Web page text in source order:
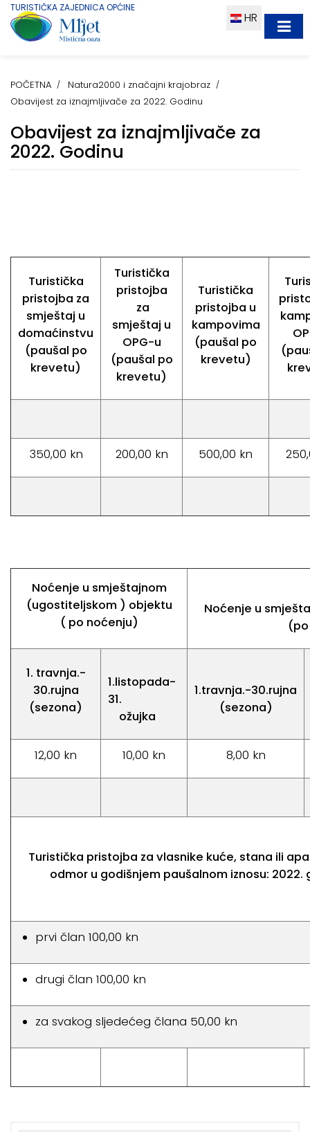
TURISTIČKA ZAJEDNICA OPĆINE
HR
POČETNA
Natura2000 i značajni krajobraz
Obavijest za iznajmljivače za 2022. Godinu
Obavijest za iznajmljivače za
2022. Godinu
Turistička
pristojba za
smještaj u
domaćinstvu
(paušal po
krevetu)
Turistička
pristojba
za
smještaj u
OPG-u
(paušal po
krevetu)
Turistička
pristojba u
kampovima
(paušal po
krevetu)
350,00 kn 200,00 kn 500,00 kn
Noćenje u smještajnom
(ugostiteljskom ) objektu
( po noćenju)
Noćenje u
1. travnja.-
30.rujna
(sezona)
1.listopada-
31.
ožujka
1.travnja.-30.rujna
(sezona)
12,00 kn 10,00 kn 8,00 kn
Turistička pristojba za vlasnike kuće, stana ili
odmor u godišnjem paušalnom iznosu: 2022.
prvi član 100,00 kn
drugi član 100,00 kn
za svakog sljedećeg člana 50,00 kn